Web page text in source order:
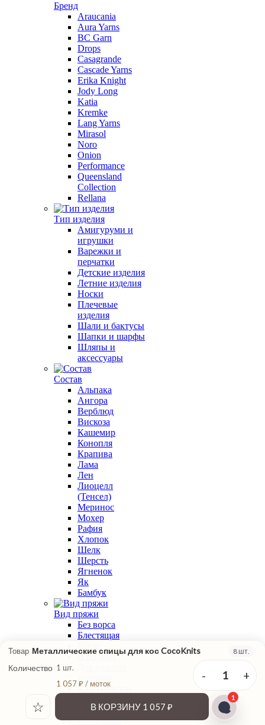
Бренд
Araucania
Aura Yarns
BC Garn
Drops
Casagrande
Cascade Yarns
Erika Knight
Jody Long
Katia
Kremke
Lang Yarns
Mirasol
Noro
Onion
Performance
Queensland
Collection
Rellana
Тип изделия
Амигуруми и
игрушки
Варежки и
перчатки
Детские изделия
Летние изделия
Носки
Плечевые
изделия
Шали и бактусы
Шапки и шарфы
Шляпы и
аксессуары
Состав
Альпака
Ангора
Верблюд
Вискоза
Кашемир
Конопля
Крапива
Лама
Лен
Лиоцелл
(Тенсел)
Меринос
Мохер
Рафия
Хлопок
Шелк
Шерсть
Ягненок
Як
Бамбук
Вид пряжи
Без ворса
Блестящая
В подмот
Классическая
Меланжевая
Мохеровая
Товар Металлические спицы для кос CocoKnits 8 шт.
Количество 1 шт.
1 057 ₽ / моток
- 1 +
☆ В КОРЗИНУ 1 057 ₽
1